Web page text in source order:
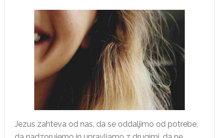
Jezus zahteva od nas, da se oddaljimo od potrebe,